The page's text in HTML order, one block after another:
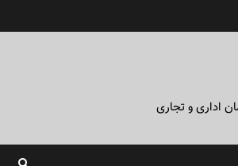
اداری و تجاری